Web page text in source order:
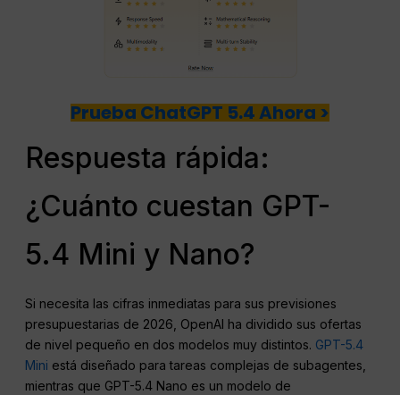
Prueba ChatGPT 5.4 Ahora >
Respuesta rápida:
¿Cuánto cuestan GPT-
5.4 Mini y Nano?
Si necesita las cifras inmediatas para sus previsiones
presupuestarias de 2026, OpenAI ha dividido sus ofertas
de nivel pequeño en dos modelos muy distintos. GPT-5.4
Mini está diseñado para tareas complejas de subagentes,
mientras que GPT-5.4 Nano es un modelo de